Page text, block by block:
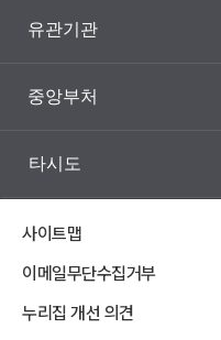
유관기관
중앙부처
타시도
사이트맵
이메일무단수집거부
누리집 개선 의견